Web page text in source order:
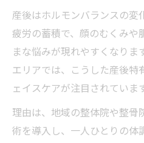
産後はホルモンバランスの変
疲労の蓄積で、顔のむくみや
まな悩みが現れやすくなりま
エリアでは、こうした産後特
ェイスケアが注目されています
理由は、地域の整体院や整骨
術を導入し、一人ひとりの体